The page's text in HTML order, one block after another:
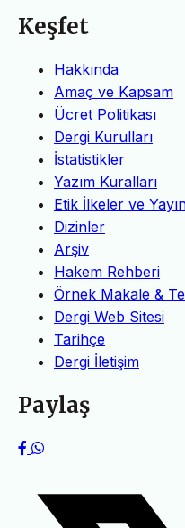
Keşfet
Hakkında
Amaç ve Kapsam
Ücret Politikası
Dergi Kurulları
İstatistikler
Yazım Kuralları
Etik İlkeler ve
Dizinler
Arşiv
Hakem Rehberi
Örnek Makale &
Dergi Web Sitesi
Tarihçe
Dergi İletişim
Paylaş